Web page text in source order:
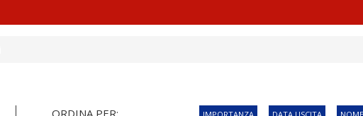
ORDINA PER: